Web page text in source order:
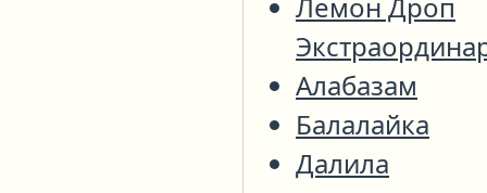
Лемон Дроп
Алабазам
Балалайка
Далила